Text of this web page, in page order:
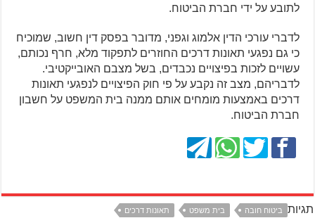
לתובע על ידי חברת הביטוח.
לדברי עורכי הדין אלמוג וגפני, מדובר בפסק דין חשוב, שמוכיח
כי גם נפגעי תאונות דרכים החוזרים לתפקוד מלא, חרף נכותם,
עשויים לזכות בפיצויים נכבדים, בשל מצבם האובייקטיבי.
לדבריהם, מצב זה נקבע על פי חוק הפיצויים לנפגעי תאונות
דרכים באמצעות מומחים אותם ממנה בית המשפט על חשבון
חברת הביטוח.
תגיות ביטוח חובה בית משפט תאונות דרכים